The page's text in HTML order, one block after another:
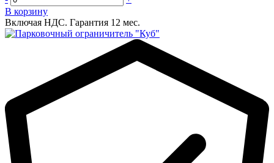
В корзину
Включая НДС. Гарантия 12 мес.